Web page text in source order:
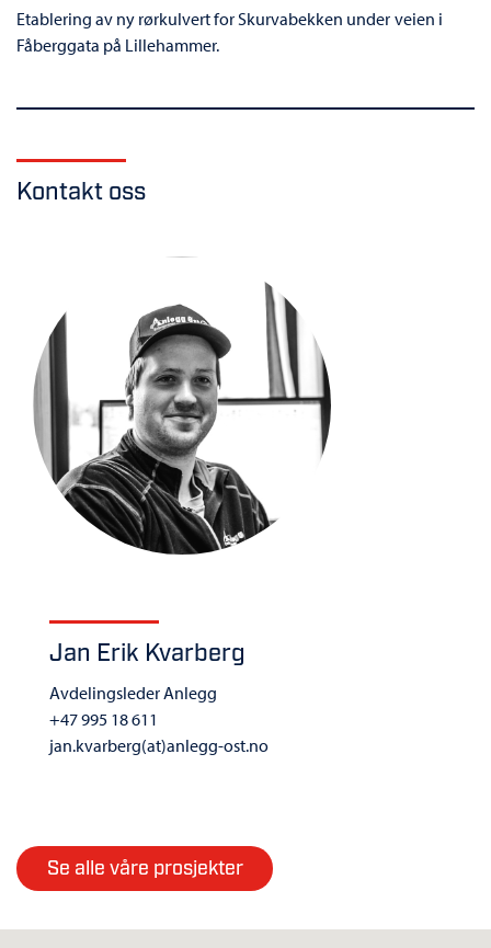
Etablering av ny rørkulvert for Skurvabekken under veien i
Fåberggata på Lillehammer.
Kontakt oss
Jan Erik Kvarberg
Avdelingsleder Anlegg
+47 995 18 611
jan.kvarberg(at)anlegg-ost.no
Se alle våre prosjekter